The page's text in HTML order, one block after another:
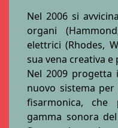
Nel 2006 si
organi
elettrici (Rhodes,
sua vena creativa e
Nel 2009 progetta
nuovo sistema
fisarmonica,
gamma sonora